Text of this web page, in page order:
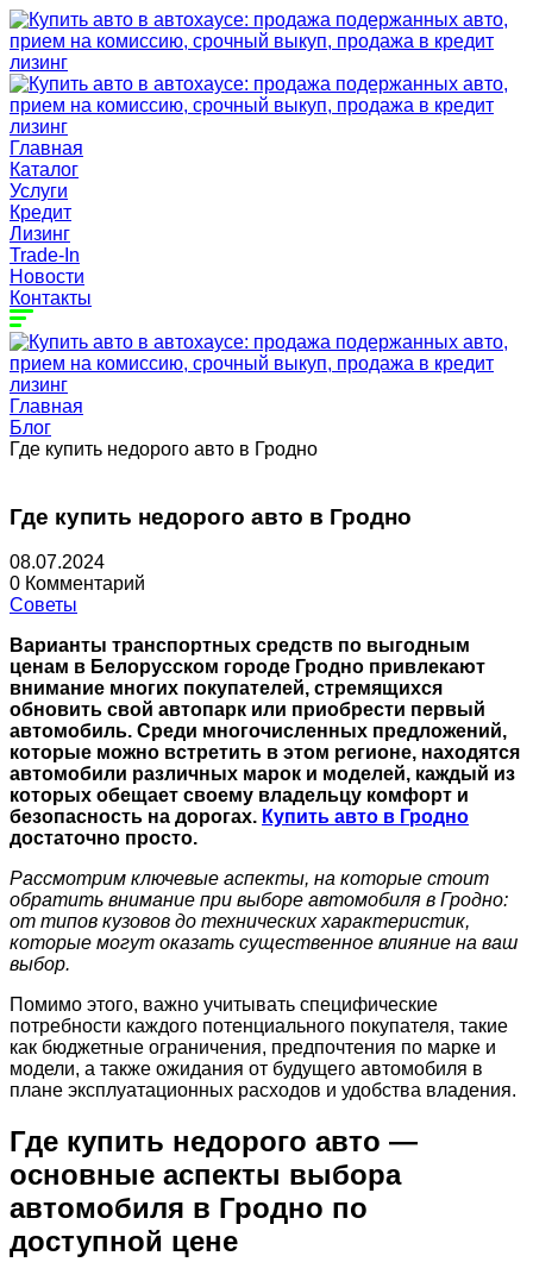
Главная
Каталог
Услуги
Кредит
Лизинг
Trade-In
Новости
Контакты
Главная
Блог
Где купить недорого авто в Гродно
Где купить недорого авто в Гродно
08.07.2024
0 Комментарий
Советы
Варианты транспортных средств по выгодным
ценам в Белорусском городе Гродно привлекают
внимание многих покупателей, стремящихся
обновить свой автопарк или приобрести первый
автомобиль. Среди многочисленных предложений,
которые можно встретить в этом регионе, находятся
автомобили различных марок и моделей, каждый из
которых обещает своему владельцу комфорт и
безопасность на дорогах. Купить авто в Гродно
достаточно просто.
Рассмотрим ключевые аспекты, на которые стоит
обратить внимание при выборе автомобиля в Гродно:
от типов кузовов до технических характеристик,
которые могут оказать существенное влияние на ваш
выбор.
Помимо этого, важно учитывать специфические
потребности каждого потенциального покупателя, такие
как бюджетные ограничения, предпочтения по марке и
модели, а также ожидания от будущего автомобиля в
плане эксплуатационных расходов и удобства владения.
Где купить недорого авто —
основные аспекты выбора
автомобиля в Гродно по
доступной цене